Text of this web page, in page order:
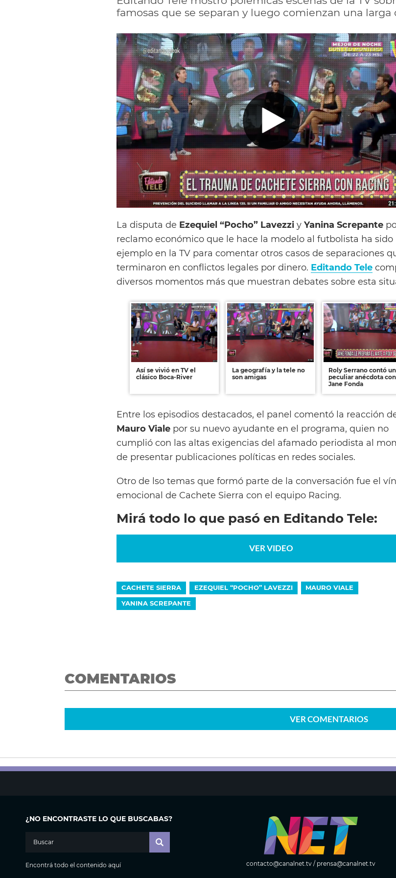
famosas que se separan y luego comienzan una
La disputa de Ezequiel “Pocho” Lavezzi y Yanina Screpante
reclamo económico que le hace la modelo al futbolista ha sido
ejemplo en la TV para comentar otros casos de separaciones
terminaron en conflictos legales por dinero. Editando Tele
diversos momentos más que muestran debates sobre esta
Así se vivió en TV el
clásico Boca-River
La geografía y la tele no
son amigas
Roly Serrano contó
peculiar anécdota con
Jane Fonda
Entre los episodios destacados, el panel comentó la reacción
Mauro Viale por su nuevo ayudante en el programa, quien no
cumplió con las altas exigencias del afamado periodista al
de presentar publicaciones políticas en redes sociales.
Otro de lso temas que formó parte de la conversación fue el
emocional de Cachete Sierra con el equipo Racing.
Mirá todo lo que pasó en Editando Tele:
VER VIDEO
CACHETE SIERRA EZEQUIEL “POCHO” LAVEZZI
MAURO VIALE
YANINA SCREPANTE
COMENTARIOS
VERCOMENTARIOS
¿NO ENCONTRASTE LO QUE BUSCABAS?
Encontrá todo el contenido aquí contacto@canalnet.tv/ prensa@canalnet.tv